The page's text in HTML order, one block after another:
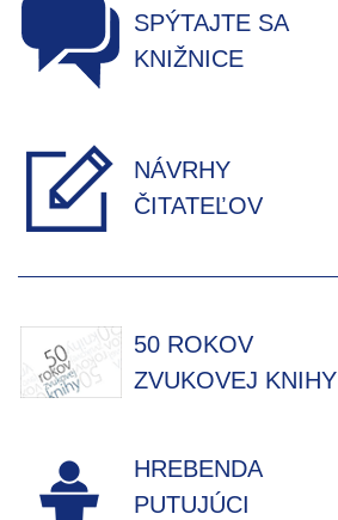
SPÝTAJTE SA
KNIŽNICE
NÁVRHY
ČITATEĽOV
50 ROKOV
ZVUKOVEJ KNIHY
HREBENDA
PUTUJÚCI